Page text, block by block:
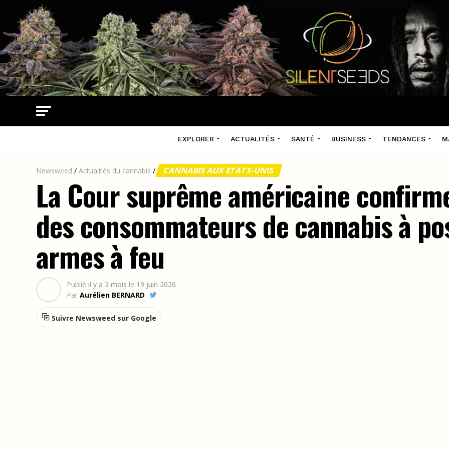
EXPLORER ACTUALITÉS SANTÉ BUSINESS TENDANCES
Newsweed / Actualités du cannabis / CANNABIS AUX ETATS-UNIS
La Cour suprême américaine
des consommateurs de cannabis à
armes à feu
Publié il y a 2 mois le 19 juin 2026
Par Aurélien BERNARD
Suivre Newsweed sur Google